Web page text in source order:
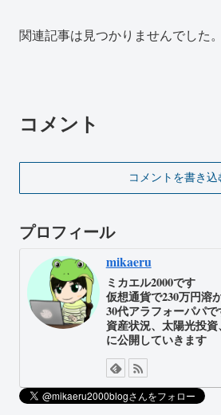
関連記事は見つかりませんでした。
コメント
コメントを書き込
プロフィール
mikaeru
ミカエル2000です
仮想通貨で230万円溶
30代アラフォーパパで
資産状況、太陽光投
に公開していきます